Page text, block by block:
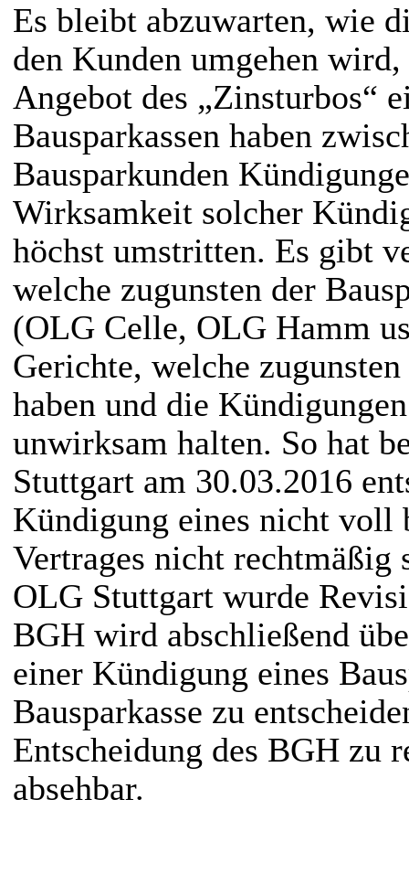
Es bleibt abzuwarten, wie
den Kunden umgehen
Angebot des „Zinsturbos“
Bausparkassen haben
Bausparkunden
Wirksamkeit solcher
höchst umstritten. Es gibt
welche zugunsten der
(OLG Celle, OLG Hamm
Gerichte, welche
haben und die
unwirksam halten. So hat
Stuttgart am 30.03.2016
Kündigung eines nicht voll
Vertrages nicht rechtmäßig
OLG Stuttgart wurde
BGH wird abschließend
einer Kündigung eines
Bausparkasse zu
Entscheidung des BGH zu
absehbar.